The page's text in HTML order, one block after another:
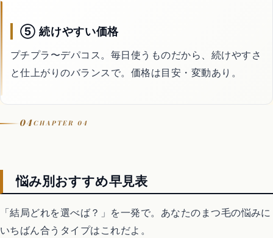
⑤ 続けやすい価格
プチプラ〜デパコス。毎日使うものだから、続けやすさ
と仕上がりのバランスで。価格は目安・変動あり。
04CHAPTER 04
悩み別おすすめ早見表
「結局どれを選べば？」を一発で。あなたのまつ毛の悩みに
いちばん合うタイプはこれだよ。